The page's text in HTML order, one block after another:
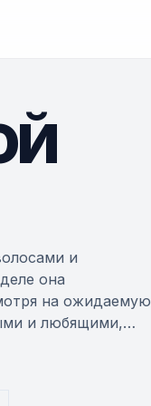
и
она
на ожидаемую
и любящими,